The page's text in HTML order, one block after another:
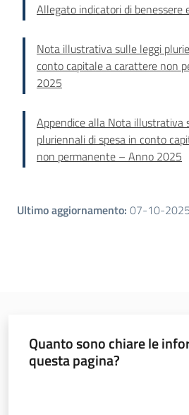
Allegato indicatori di benessere
Nota illustrativa sulle leggi
conto capitale a carattere non
2025
Appendice alla Nota illustrativa
pluriennali di spesa in conto
non permanente – Anno 2025
Ultimo aggiornamento: 07-10-
Quanto sono chiare le
questa pagina?